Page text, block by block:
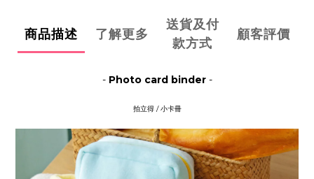
商品描述 了解更多
送貨及付
款方式
顧客評價
- Photo card binder-
拍立得 / 小卡冊